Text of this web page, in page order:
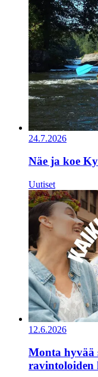
24.7.2026
Näe ja koe
Uutiset
12.6.2026
Monta hyvää
ravintoloiden